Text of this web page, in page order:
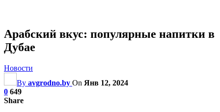
Арабский вкус: популярные напитки в
Дубае
Новости
By avgrodno.by On Янв 12, 2024
0 649
Share